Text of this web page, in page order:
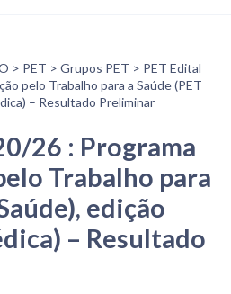
> PET > Grupos PET > PET Edital
pelo Trabalho para a Saúde (PET
– Resultado Preliminar
26 : Programa
Trabalho para
edição
– Resultado